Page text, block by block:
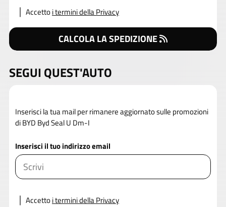
Accettoi termini della Privacy
CALCOLA LA SPEDIZIONE
SEGUI QUEST'AUTO
Inserisci la tua mail per rimanere aggiornato sulle promozioni
di BYD Byd Seal U Dm-I
Inserisci il tuo indirizzo email
Accettoi termini della Privacy